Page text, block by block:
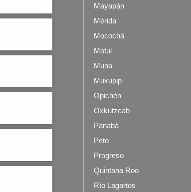
Mayapán
Mérida
Mocochá
Motul
Muna
Muxupip
Opichén
Oxkutzcab
Panabá
Peto
Progreso
Quintana Roo
Río Lagartos